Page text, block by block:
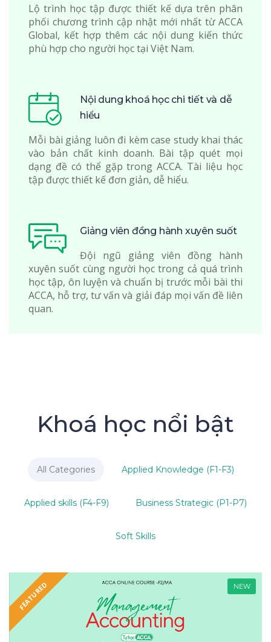
Lộ trình học tập được thiết kế dựa trên phân
phối chương trình cập nhật mới nhất từ ACCA
Global, kết hợp thêm các nội dung kiến thức
phù hợp cho người học tại Việt Nam.
Nội dung khoá học chi tiết và dễ
hiểu
Mỗi bài giảng luôn đi kèm case study khai thác
vào bản chất kinh doanh. Bài tập quét mọi
dạng đề có thể gặp trong ACCA. Tài liệu học
tập được thiết kế đơn giản, dễ hiểu.
Giảng viên đồng hành xuyên suốt
Đội ngũ giảng viên đồng hành
xuyên suốt cùng người học trong cả quá trình
học tập, ôn luyện và chuẩn bị trước mỗi bài thi
ACCA, hỗ trợ, tư vấn và giải đáp mọi vấn đề liên
quan.
Khoá học nổi bật
All Categories Applied Knowledge (F1-F3)
Applied skills (F4-F9) Business Strategic (P1-P7)
Soft Skills
FEATURED NEW